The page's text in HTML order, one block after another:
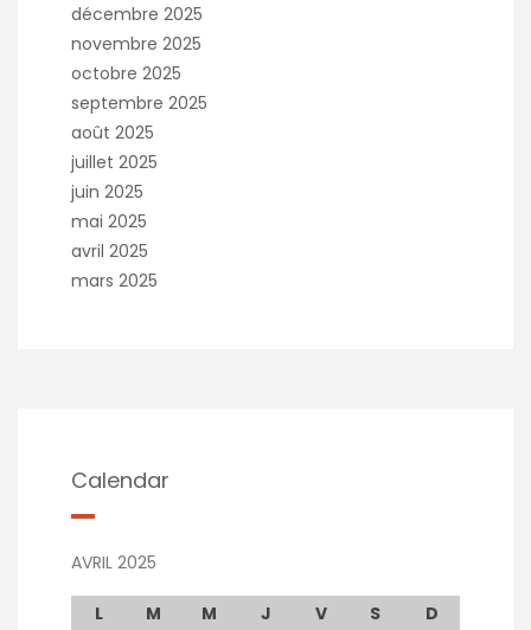
décembre 2025
novembre 2025
octobre 2025
septembre 2025
août 2025
juillet 2025
juin 2025
mai 2025
avril 2025
mars 2025
Calendar
AVRIL 2025
L M M J V S
D